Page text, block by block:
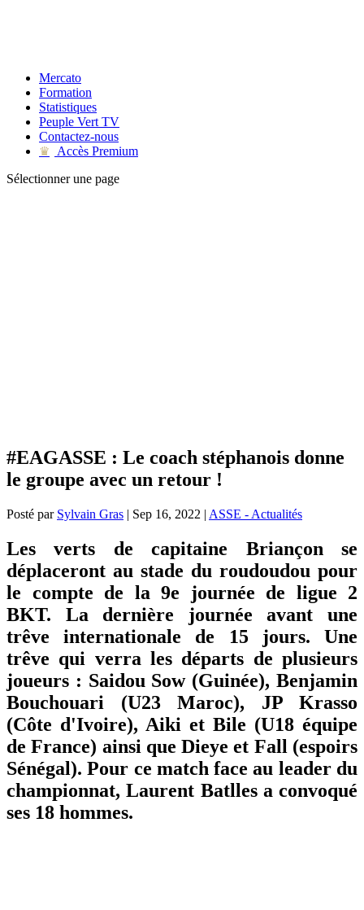
Mercato
Formation
Statistiques
Peuple Vert TV
Contactez-nous
♛
Accès Premium
Sélectionner une page
#EAGASSE : Le coach stéphanois donne
le groupe avec un retour !
Posté par Sylvain Gras | Sep 16, 2022 | ASSE - Actualités
Les verts de capitaine Briançon se
déplaceront au stade du roudoudou pour
le compte de la 9e journée de ligue 2
BKT. La dernière journée avant une
trêve internationale de 15 jours. Une
trêve qui verra les départs de plusieurs
joueurs : Saidou Sow (Guinée), Benjamin
Bouchouari (U23 Maroc), JP Krasso
(Côte d'Ivoire), Aiki et Bile (U18 équipe
de France) ainsi que Dieye et Fall (espoirs
Sénégal). Pour ce match face au leader du
championnat, Laurent Batlles a convoqué
ses 18 hommes.